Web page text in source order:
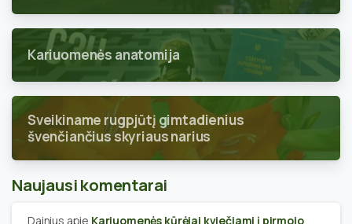
Kariuomenės anatomija
Sveikiname rugpjūtį gimtadienius
švenčiančius skyriaus narius
Naujausi komentarai
Dainius apie Kariuomenės kūrėjai kviečiami į pirmojo